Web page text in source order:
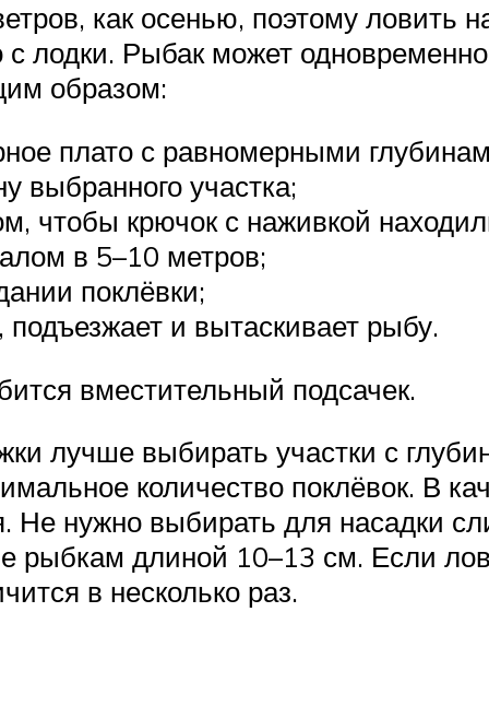
как осенью, поэтому ловить
лодки. Рыбак может
образом:
плато с равномерными
выбранного участка;
чтобы крючок с наживкой
в 5–10 метров;
поклёвки;
и вытаскивает рыбу.
вместительный подсачек.
лучше выбирать участки с
количество поклёвок. В
Не нужно выбирать для насадки
рыбкам длиной 10–13 см. Если
в несколько раз.